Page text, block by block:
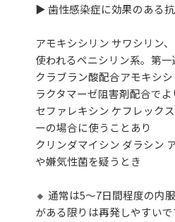
▶ 歯性感染症に効果のある
アモキシシリン サワシリン
使われるペニシリン系。第一
クラブラン酸配合アモキシ
ラクタマーゼ阻害剤配合で
セファレキシン ケフレック
ーの場合に使うことあり
クリンダマイシン ダラシン
や嫌気性菌を疑うとき
🔸 通常は5～7日間程度の内
がある限りは再発しやすいで